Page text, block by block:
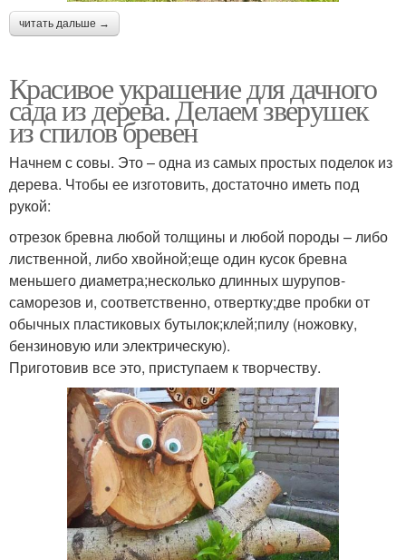
читать дальше →
Красивое украшение для дачного
сада из дерева. Делаем зверушек
из спилов бревен
Начнем с совы. Это – одна из самых простых поделок из
дерева. Чтобы ее изготовить, достаточно иметь под
рукой:
отрезок бревна любой толщины и любой породы – либо
лиственной, либо хвойной;еще один кусок бревна
меньшего диаметра;несколько длинных шурупов-
саморезов и, соответственно, отвертку;две пробки от
обычных пластиковых бутылок;клей;пилу (ножовку,
бензиновую или электрическую).
Приготовив все это, приступаем к творчеству.